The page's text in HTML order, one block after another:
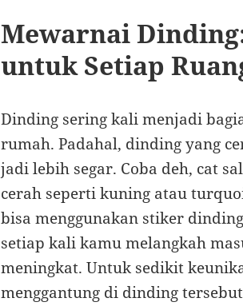
Mewarnai
untuk Setiap
Dinding sering kali menjadi
rumah. Padahal, dinding yang
jadi lebih segar. Coba deh, cat
cerah seperti kuning atau
bisa menggunakan stiker
setiap kali kamu melangkah
meningkat. Untuk sedikit
menggantung di dinding